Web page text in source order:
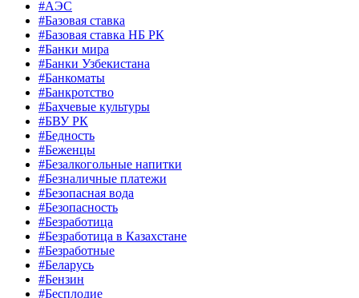
#АЭС
#Базовая ставка
#Базовая ставка НБ РК
#Банки мира
#Банки Узбекистана
#Банкоматы
#Банкротство
#Бахчевые культуры
#БВУ РК
#Бедность
#Беженцы
#Безалкогольные напитки
#Безналичные платежи
#Безопасная вода
#Безопасность
#Безработица
#Безработица в Казахстане
#Безработные
#Беларусь
#Бензин
#Бесплодие